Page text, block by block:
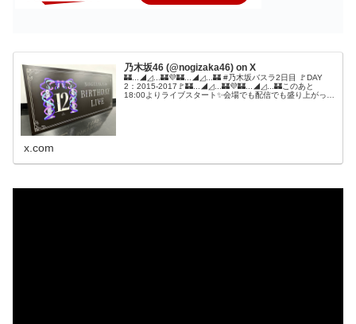
乃木坂46 (@nogizaka46) on X
🏰...◢◿...🏰💜🏰...◢◿...🏰 #乃木坂バスラ2日目 🚩DAY
2：2015-2017🚩🏰...◢◿...🏰💜🏰...◢◿...🏰このあと
18:00よりライブスタート✨会場でも配信でも盛り上がって
x.com